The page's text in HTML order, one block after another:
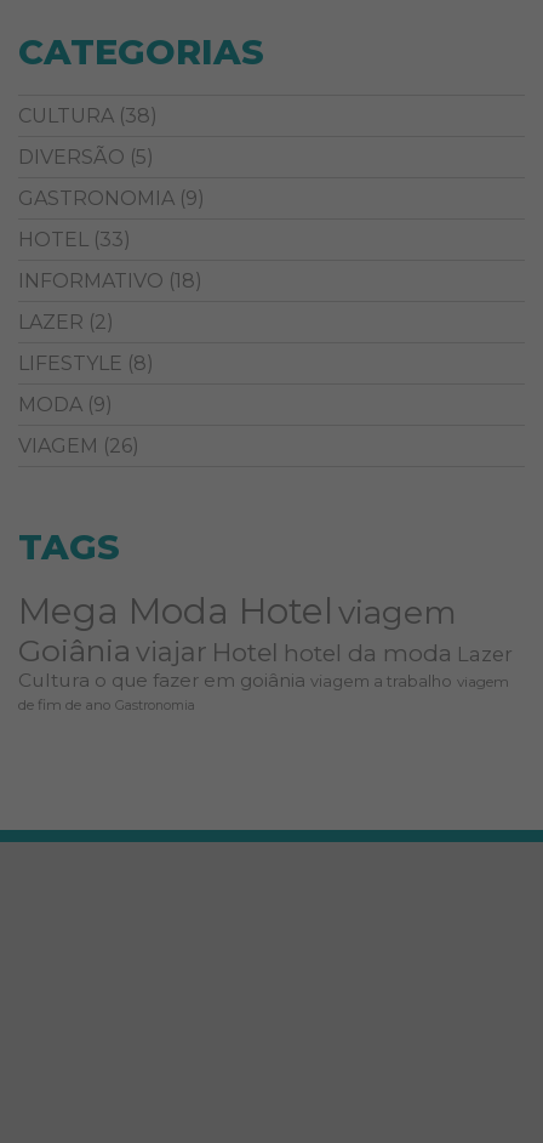
CATEGORIAS
CULTURA (38)
DIVERSÃO (5)
GASTRONOMIA (9)
HOTEL (33)
INFORMATIVO (18)
LAZER (2)
LIFESTYLE (8)
MODA (9)
VIAGEM (26)
TAGS
Mega Moda Hotel viagem
Goiânia viajar Hotel hotel da moda Lazer
Cultura o que fazer em goiânia viagem a trabalho viagem
de fim de ano Gastronomia